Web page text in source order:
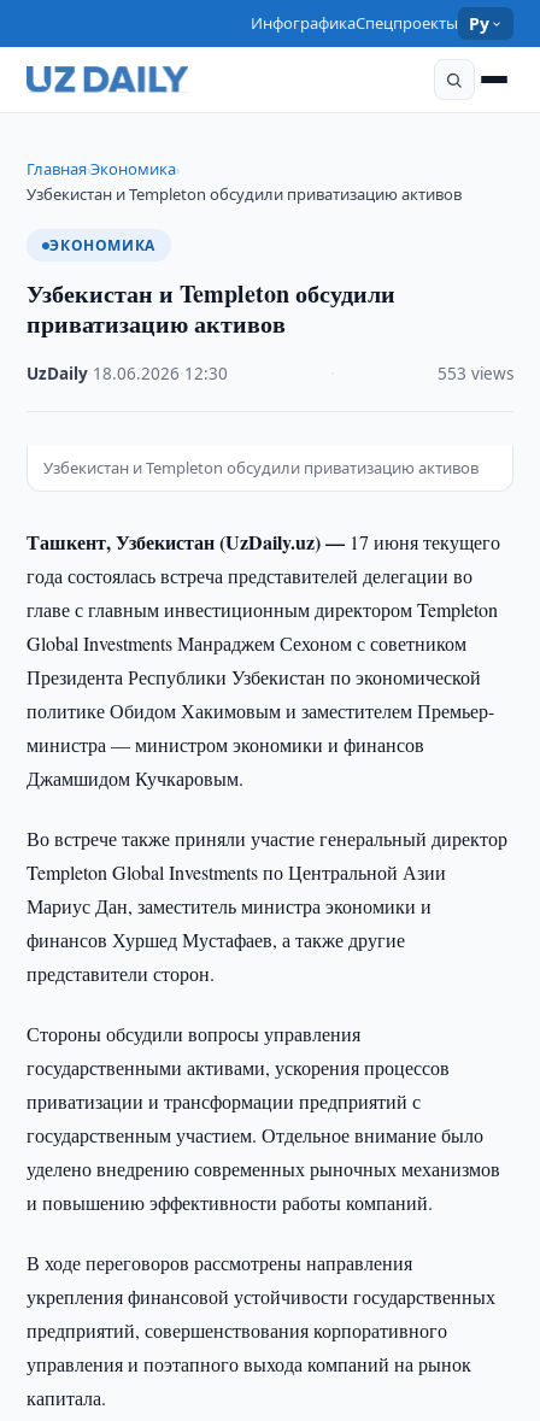
ИнфографикаСпецпроекты Ру
Главная›Экономика›
Узбекистан и Templeton обсудили приватизацию активов
ЭКОНОМИКА
Узбекистан и Templeton обсудили
приватизацию активов
UzDaily 18.06.2026 12:30 553 views
Узбекистан и Templeton обсудили приватизацию активов
Ташкент, Узбекистан (UzDaily.uz) — 17 июня текущего
года состоялась встреча представителей делегации во
главе с главным инвестиционным директором Templeton
Global Investments Манраджем Сехоном с советником
Президента Республики Узбекистан по экономической
политике Обидом Хакимовым и заместителем Премьер-
министра — министром экономики и финансов
Джамшидом Кучкаровым.
Во встрече также приняли участие генеральный директор
Templeton Global Investments по Центральной Азии
Мариус Дан, заместитель министра экономики и
финансов Хуршед Мустафаев, а также другие
представители сторон.
Стороны обсудили вопросы управления
государственными активами, ускорения процессов
приватизации и трансформации предприятий с
государственным участием. Отдельное внимание было
уделено внедрению современных рыночных механизмов
и повышению эффективности работы компаний.
В ходе переговоров рассмотрены направления
укрепления финансовой устойчивости государственных
предприятий, совершенствования корпоративного
управления и поэтапного выхода компаний на рынок
капитала.